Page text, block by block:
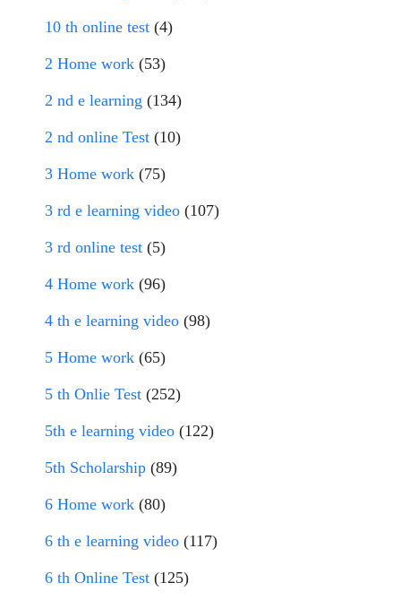
10 th online test (4)
2 Home work (53)
2 nd e learning (134)
2 nd online Test (10)
3 Home work (75)
3 rd e learning video (107)
3 rd online test (5)
4 Home work (96)
4 th e learning video (98)
5 Home work (65)
5 th Onlie Test (252)
5th e learning video (122)
5th Scholarship (89)
6 Home work (80)
6 th e learning video (117)
6 th Online Test (125)